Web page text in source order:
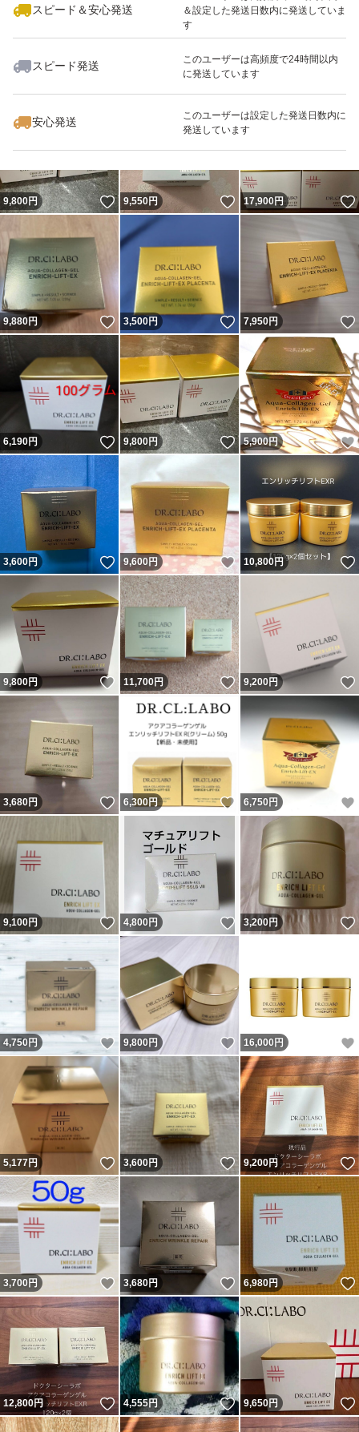
スピード＆安心発送
＆設定した発送日数内に発送していま
す
スピード発送
このユーザーは高頻度で24時間以内
に発送しています
安心発送
このユーザーは設定した発送日数内に
発送しています
いいね！
6,980
9,800円 いいね！
9,550円 いいね！
17,900円
9,880円 いいね！
3,500円 いいね！
7,950円
6,190円 いいね！
9,800円 いいね！
5,900円
3,600円 いいね！
9,600円 いいね！
10,800円
9,800円 いいね！
11,700円 いいね！
9,200円
3,680円 いいね！
6,300円 いいね！
6,750 円
9,100円 いいね！
4,800円 いいね！
3,200円
4,750円 いいね！
9,800円 いいね！
16,000 円
5,177円 いいね！
3,600円 いいね！
9,200円
3,700円 いいね！
3,680円 いいね！
6,980円
12,800円 いいね！
4,555円 いいね！
9,650円